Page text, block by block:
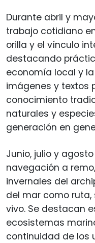
Durante abril y
trabajo cotidiano
orilla y el vínculo
destacando
economía local y
imágenes y textos
conocimiento
naturales y
generación en
Junio, julio y
navegación a
invernales del
del mar como
vivo. Se destacan
ecosistemas
continuidad de los